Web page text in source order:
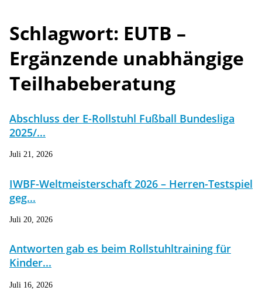
Schlagwort: EUTB –
Ergänzende unabhängige
Teilhabeberatung
Abschluss der E-Rollstuhl Fußball Bundesliga
2025/...
Juli 21, 2026
IWBF-Weltmeisterschaft 2026 – Herren-Testspiel
geg...
Juli 20, 2026
Antworten gab es beim Rollstuhltraining für
Kinder...
Juli 16, 2026